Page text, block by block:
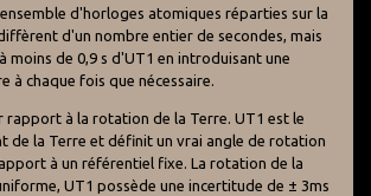
d'horloges atomiques réparties sur la
d'un nombre entier de secondes, mais
moins de 0,9 s d'UT1 en introduisant une
à chaque fois que nécessaire.
rapport à la rotation de la Terre. UT1 est le
de la Terre et définit un vrai angle de rotation
à un référentiel fixe. La rotation de la
UT1 possède une incertitude de ± 3ms